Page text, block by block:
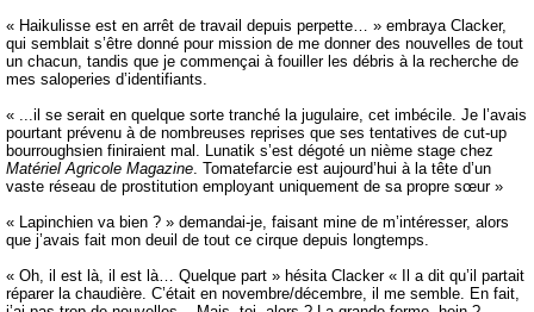
« Haikulisse est en arrêt de travail depuis perpette… » embraya Clacker,
qui semblait s’être donné pour mission de me donner des nouvelles de tout
un chacun, tandis que je commençai à fouiller les débris à la recherche de
mes saloperies d’identifiants.
« ...il se serait en quelque sorte tranché la jugulaire, cet imbécile. Je l’avais
pourtant prévenu à de nombreuses reprises que ses tentatives de cut-up
bourroughsien finiraient mal. Lunatik s’est dégoté un nième stage chez
Matériel Agricole Magazine . Tomatefarcie est aujourd’hui à la tête d’un
vaste réseau de prostitution employant uniquement de sa propre sœur »
« Lapinchien va bien ? » demandai-je, faisant mine de m’intéresser, alors
que j’avais fait mon deuil de tout ce cirque depuis longtemps.
« Oh, il est là, il est là… Quelque part » hésita Clacker « Il a dit qu’il partait
réparer la chaudière. C’était en novembre/décembre, il me semble. En fait,